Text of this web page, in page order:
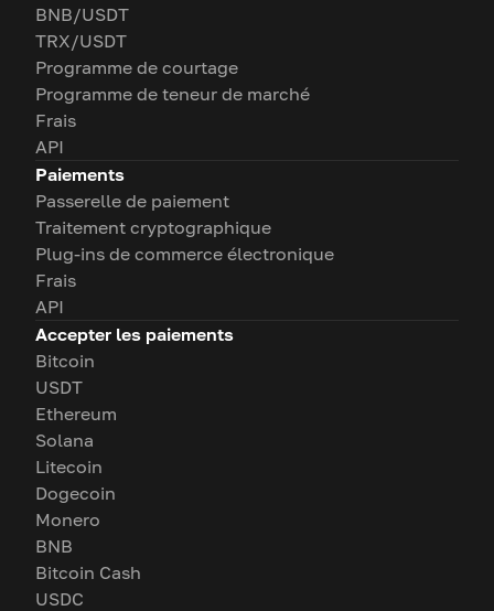
BNB/USDT
TRX/USDT
Programme de courtage
Programme de teneur de marché
Frais
API
Paiements
Passerelle de paiement
Traitement cryptographique
Plug-ins de commerce électronique
Frais
API
Accepter les paiements
Bitcoin
USDT
Ethereum
Solana
Litecoin
Dogecoin
Monero
BNB
Bitcoin Cash
USDC